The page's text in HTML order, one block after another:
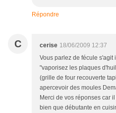
Répondre
C cerise 18/06/2009 12:37
Vous parlez de fécule
"vaporisez les plaques
(grille de four recouverte
apercevoir des moules
Merci de vos réponses car
bien que débutante en